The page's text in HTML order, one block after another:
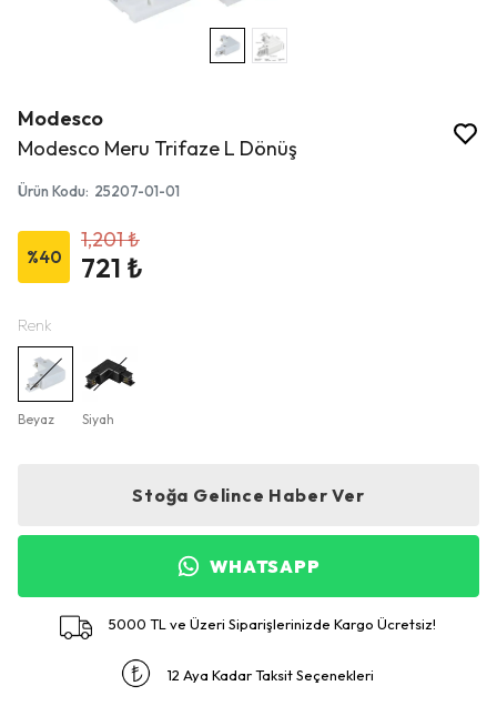
Modesco
Modesco Meru Trifaze L Dönüş
Ürün Kodu: 25207-01-01
%40
1,201 ₺
721 ₺
Renk
Beyaz Siyah
Stoğa Gelince Haber Ver
WHATSAPP
5000 TL ve Üzeri Siparişlerinizde Kargo Ücretsiz!
12 Aya Kadar Taksit Seçenekleri